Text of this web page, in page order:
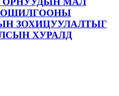
ЗОХИЦУУЛАЛТЫГ
ХУРАЛД